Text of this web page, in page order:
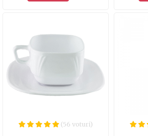
(56 voturi)